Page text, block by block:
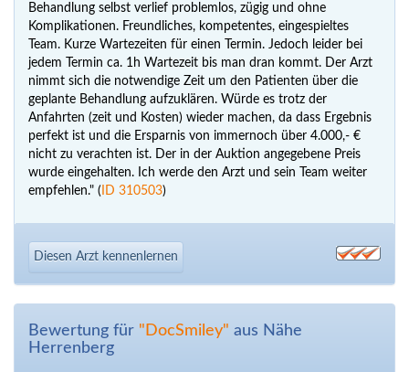
Behandlung selbst verlief problemlos, zügig und ohne
Komplikationen. Freundliches, kompetentes, eingespieltes
Team. Kurze Wartezeiten für einen Termin. Jedoch leider bei
jedem Termin ca. 1h Wartezeit bis man dran kommt. Der Arzt
nimmt sich die notwendige Zeit um den Patienten über die
geplante Behandlung aufzuklären. Würde es trotz der
Anfahrten (zeit und Kosten) wieder machen, da dass Ergebnis
perfekt ist und die Ersparnis von immernoch über 4.000,- €
nicht zu verachten ist. Der in der Auktion angegebene Preis
wurde eingehalten. Ich werde den Arzt und sein Team weiter
empfehlen." ( ID 310503)
Diesen Arzt kennenlernen
Bewertung für "DocSmiley" aus Nähe
Herrenberg